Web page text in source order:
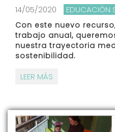
14/05/2020 EDUCACIÓN
Con este nuevo
trabajo anual,
nuestra trayectoria
sostenibilidad.
LEER MÁS